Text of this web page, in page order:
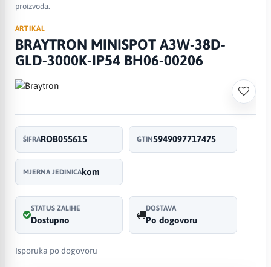
proizvoda.
ARTIKAL
BRAYTRON MINISPOT A3W-38D-
GLD-3000K-IP54 BH06-00206
ŠIFRAROB055615 GTIN5949097717475
MJERNA JEDINICAkom
STATUS ZALIHE
Dostupno
DOSTAVA
Po dogovoru
Isporuka po dogovoru